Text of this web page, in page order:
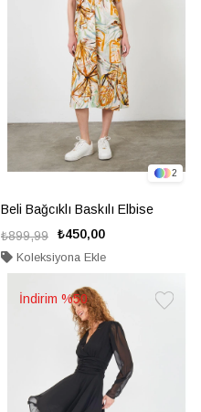
2
Beli Bağcıklı Baskılı Elbise
₺450,00
₺899,99
Koleksiyona Ekle
%50